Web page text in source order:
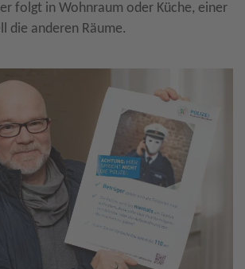
folgt in Wohnraum oder Küche, einer
die anderen Räume.